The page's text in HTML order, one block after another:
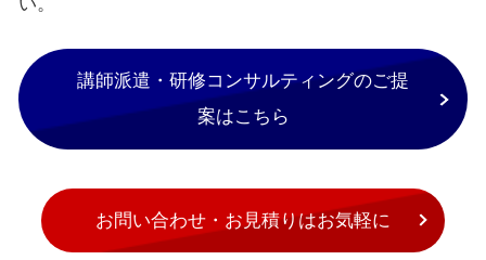
講師派遣・研修コンサルティングのご提
案はこちら
お問い合わせ・お見積りはお気軽に